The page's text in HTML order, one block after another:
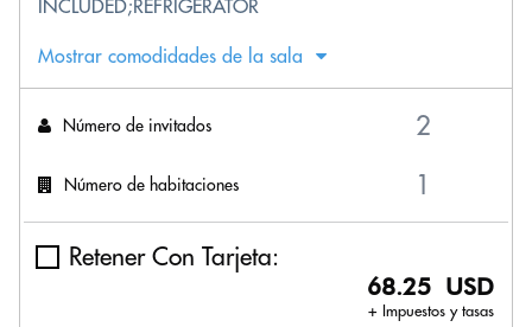
INCLUDED;REFRIGERATOR
Mostrar comodidades de la sala
Número de invitados
Número de habitaciones
Retener Con Tarjeta:
68.25 USD
+ Impuestos y tasas